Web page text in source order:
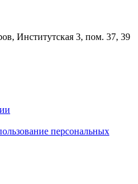
Институтская 3, пом. 37, 39
персональных